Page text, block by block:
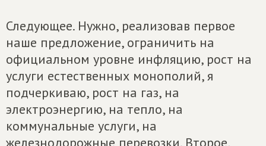
Следующее. Нужно, реализовав первое
наше предложение, ограничить на
официальном уровне инфляцию, рост на
услуги естественных монополий, я
подчеркиваю, рост на газ, на
электроэнергию, на тепло, на
коммунальные услуги, на
железнодорожные перевозки. Второе,